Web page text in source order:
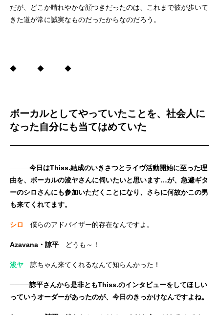
だが、どこか晴れやかな顔つきだったのは、これまで彼が歩いて
きた道が常に誠実なものだったからなのだろう。
◆ ◆ ◆
ボーカルとしてやっていたことを、社会人に
なった自分にも当てはめていた
────今日はThiss.結成のいきさつとライヴ活動開始に至った理
由を、ボーカルの浚ヤさんに伺いたいと思います…が、急遽ギタ
ーのシロさんにも参加いただくことになり、さらに何故かこの男
も来てくれてます。
シロ 僕らのアドバイザー的存在なんですよ。
Azavana・諒平 どうも～！
浚ヤ 諒ちゃん来てくれるなんて知らんかった！
────諒平さんから是非ともThiss.のインタビューをしてほしい
っていうオーダーがあったのが、今日のきっかけなんですよね。